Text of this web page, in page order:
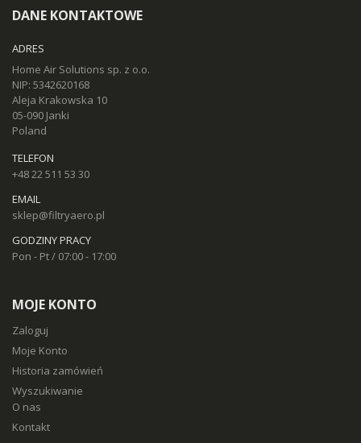
DANE KONTAKTOWE
ADRES
Home Air Solutions sp. z o.o.
NIP: 5342620168
Aleja Krakowska 10
05-090 Janki
Poland
TELEFON
+48 22 511 53 30
EMAIL
sklep@filtryaero.pl
GODZINY PRACY
Pon - Pt / 07:00 - 17:00
MOJE KONTO
Zaloguj
Moje Konto
Historia zamówień
Wyszukiwanie
O nas
Kontakt